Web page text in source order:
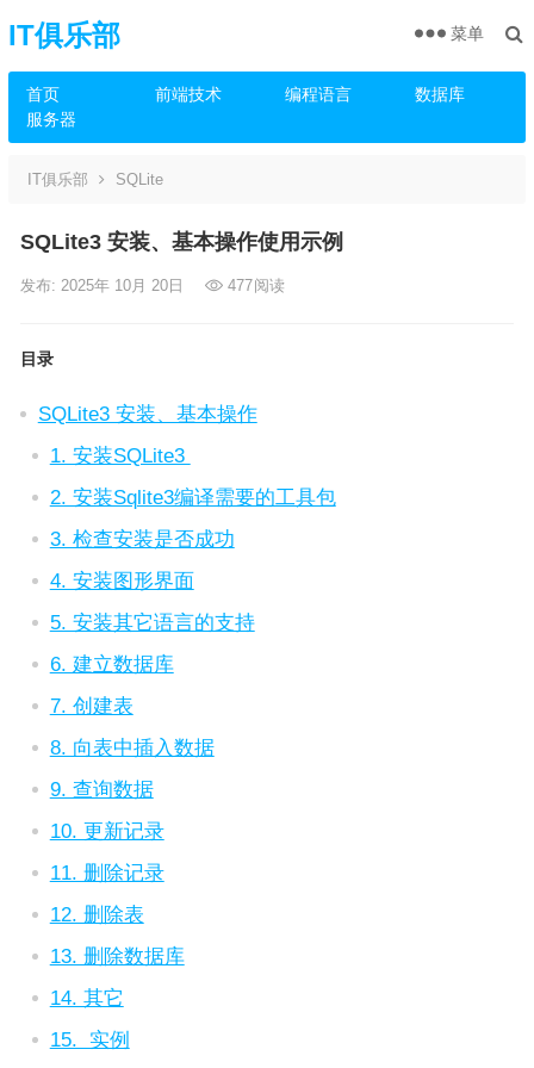
IT俱乐部
首页 前端技术 编程语言
数据库
服务器
菜单
IT俱乐部 SQLite
SQLite3 安装、基本操作使用示例
发布: 2025年 10月 20日 477阅读
目录
SQLite3 安装、基本操作
1. 安装SQLite3
2. 安装Sqlite3编译需要的工具包
3. 检查安装是否成功
4. 安装图形界面
5. 安装其它语言的支持
6. 建立数据库
7. 创建表
8. 向表中插入数据
9. 查询数据
10. 更新记录
11. 删除记录
12. 删除表
13. 删除数据库
14. 其它
15. 实例